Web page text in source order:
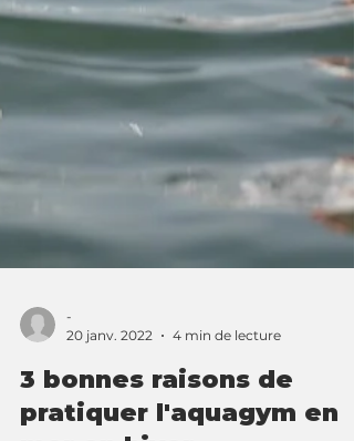
20 janv. 2022
4 min de lecture
3 bonnes raisons de